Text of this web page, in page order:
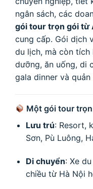
ngân sách, các
gói tour trọn gói từ
cung cấp. Gói dịch
du lịch, mà còn
dưỡng, ăn uống, di
gala dinner và
Một gói tour
Lưu trú: Resort,
Sơn, Pù Luông,
Di chuyển: Xe
chiều từ Hà Nội